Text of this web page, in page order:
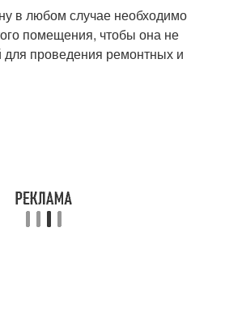
в любом случае необходимо
помещения, чтобы она не
для проведения ремонтных и